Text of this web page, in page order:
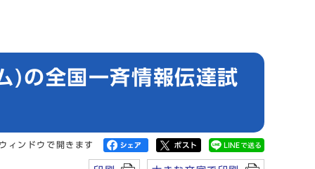
)の全国一斉情報伝達試
ィンドウで開きます